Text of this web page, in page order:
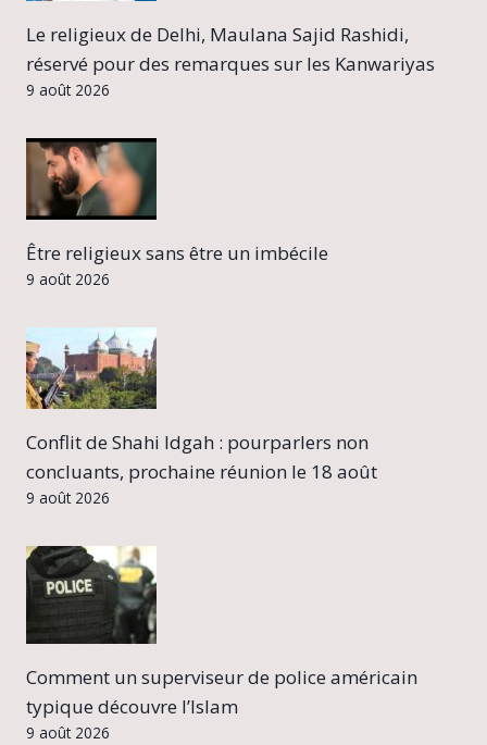
Le religieux de Delhi, Maulana Sajid Rashidi,
réservé pour des remarques sur les Kanwariyas
9 août 2026
Être religieux sans être un imbécile
9 août 2026
Conflit de Shahi Idgah : pourparlers non
concluants, prochaine réunion le 18 août
9 août 2026
Comment un superviseur de police américain
typique découvre l’Islam
9 août 2026